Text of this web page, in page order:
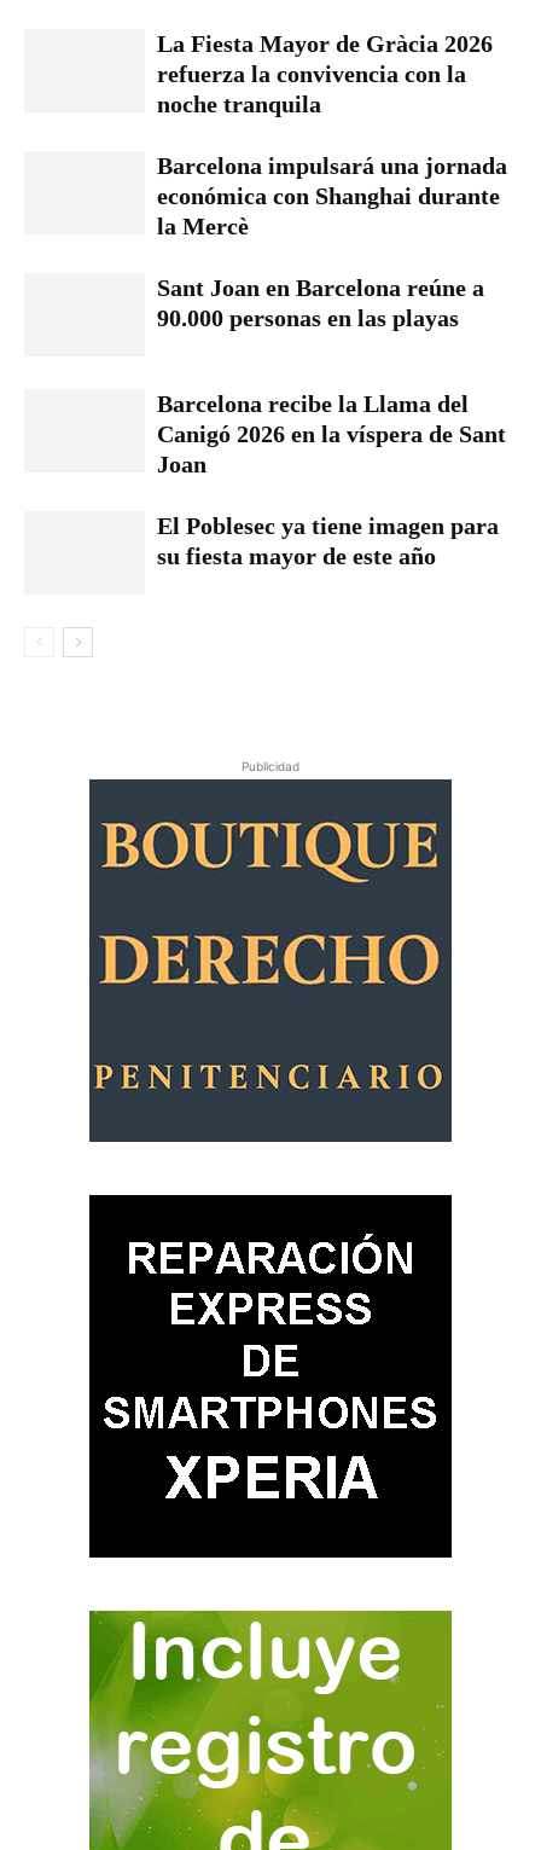
La Fiesta Mayor de Gràcia 2026
refuerza la convivencia con la
noche tranquila
Barcelona impulsará una jornada
económica con Shanghai durante
la Mercè
Sant Joan en Barcelona reúne a
90.000 personas en las playas
Barcelona recibe la Llama del
Canigó 2026 en la víspera de Sant
Joan
El Poblesec ya tiene imagen para
su fiesta mayor de este año
Publicidad